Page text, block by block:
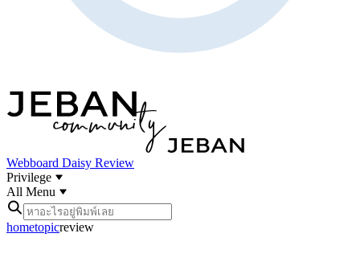
Webboard Daisy Review
Privilege
All Menu
hometopicreview